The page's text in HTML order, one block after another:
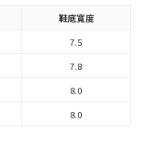
鞋底寬度
7.5
7.8
8.0
8.0